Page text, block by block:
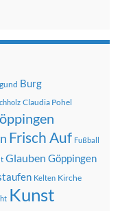
Burg
Claudia Pohel
Frisch Auf Fußball
Glauben Göppingen
Kelten Kirche
Kunst